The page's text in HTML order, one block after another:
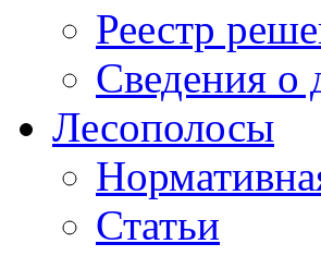
Реестр
Сведения о
Лесополосы
Статьи